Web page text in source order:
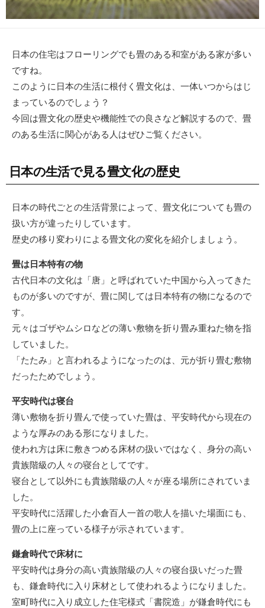
日本の住宅はフローリングでも畳のある和室がある家が多い
ですね。
このように日本の生活に根付く畳文化は、一体いつからはじ
まっているのでしょう？
今回は畳文化の歴史や機能性での良さなど解説するので、畳
のある生活に関心がある人はぜひご覧ください。
日本の生活で見る畳文化の歴史
日本の時代ごとの生活背景によって、畳文化についても畳の
扱い方が違ったりしています。
歴史の移り変わりによる畳文化の変化を紹介しましょう。
畳は日本特有の物
古代日本の文化は「唐」と呼ばれていた中国から入ってきた
ものが多いのですが、畳に関しては日本特有の物になるので
す。
元々はゴザやムシロなどの薄い敷物を折り畳み重ねた物を指
していました。
「たたみ」と言われるようになったのは、元が折り畳む敷物
だったためでしょう。
平安時代は寝台
薄い敷物を折り畳んで使っていた畳は、平安時代から現在の
ような厚みのある形になりました。
使われ方は床に敷きつめる床材の扱いではなく、身分の高い
貴族階級の人々の寝台としてです。
寝台として以外にも貴族階級の人々が座る場所にされていま
した。
平安時代に活躍した小倉百人一首の歌人を描いた場面にも、
畳の上に座っている様子が示されています。
鎌倉時代で床材に
平安時代は身分の高い貴族階級の人々の寝台扱いだった畳
も、鎌倉時代に入り床材として使われるようになりました。
室町時代に入り成立した住宅様式「書院造」が鎌倉時代にも